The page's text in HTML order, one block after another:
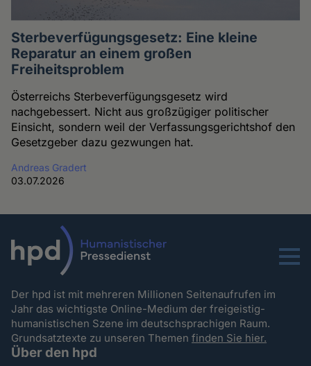
Sterbeverfügungsgesetz: Eine kleine
Reparatur an einem großen
Freiheitsproblem
Österreichs Sterbeverfügungsgesetz wird
nachgebessert. Nicht aus großzügiger politischer
Einsicht, sondern weil der Verfassungsgerichtshof den
Gesetzgeber dazu gezwungen hat.
Andreas Gradert
03.07.2026
Menu
Der hpd ist mit mehreren Millionen Seitenaufrufen im
Jahr das wichtigste Online-Medium der freigeistig-
humanistischen Szene im deutschsprachigen Raum.
Grundsatztexte zu unseren Themenfinden Sie hier.
Über den hpd